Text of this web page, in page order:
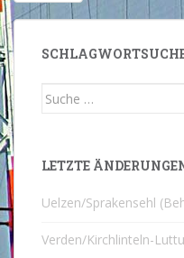
Suche
LETZTE
Uelzen/Sprakensehl
Verden/Kirchlinteln-